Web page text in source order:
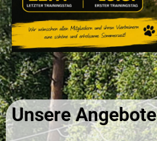
Unsere Angebote